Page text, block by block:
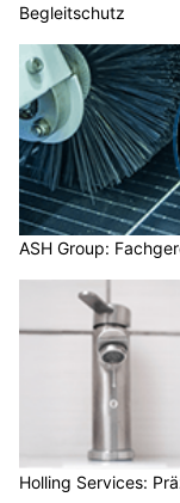
Begleitschutz
ASH Group:
Holling Services: